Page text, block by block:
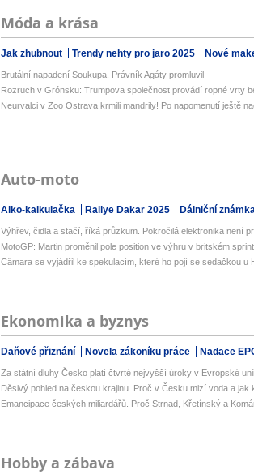
Móda a krása
Jak zhubnout Trendy nehty pro jaro 2025 Nové
Brutální napadení Soukupa. Právník Agáty promluvil
Rozruch v Grónsku: Trumpova společnost provádí ropné vrty
Neurvalci v Zoo Ostrava krmili mandrily! Po napomenutí ještě
Auto-moto
Alko-kalkulačka Rallye Dakar 2025 Dálniční
Výhřev, čidla a stačí, říká průzkum. Pokročilá elektronika není
MotoGP: Martin proměnil pole position ve výhru v britském
Câmara se vyjádřil ke spekulacím, které ho pojí se sedačkou u
Ekonomika a byznys
Daňové přiznání Novela zákoníku práce Nadace
Za státní dluhy Česko platí čtvrté nejvyšší úroky v Evropské unii
Děsivý pohled na českou krajinu. Proč v Česku mizí voda a jak
Emancipace českých miliardářů. Proč Strnad, Křetínský a
Hobby a zábava